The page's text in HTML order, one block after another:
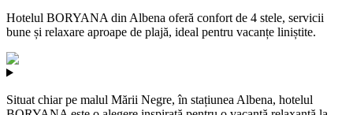
Hotelul BORYANA din Albena oferă confort de 4 stele, servicii
bune și relaxare aproape de plajă, ideal pentru vacanțe liniștite.
Situat chiar pe malul Mării Negre, în stațiunea Albena, hotelul